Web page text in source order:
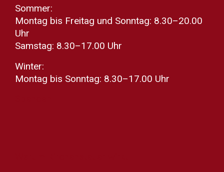
Sommer:
Montag bis Freitag und Sonntag: 8.30–20.00
Uhr
Samstag: 8.30–17.00 Uhr
Winter:
Montag bis Sonntag: 8.30–17.00 Uhr